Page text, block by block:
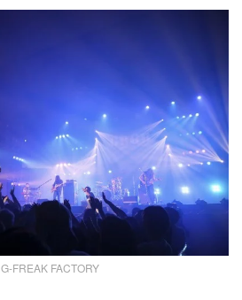
G-FREAK FACTORY